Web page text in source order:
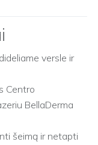
versle ir
Centro
BellaDerma
šeimą ir netapti